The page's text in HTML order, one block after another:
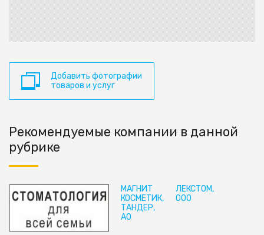
Добавить фотографии
товаров и услуг
Рекомендуемые компании в данной
рубрике
МАГНИТ
КОСМЕТИК,
ТАНДЕР,
АО
ЛЕКСТОМ,
ООО